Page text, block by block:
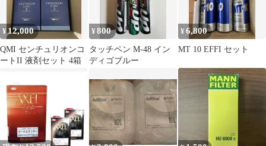
¥12,000
QMI センチュリオンコ
ートII 液剤セット 4箱
¥800
タッチペン M-48 イン
ディゴブルー
¥6,800
MT 10 EFFI セット